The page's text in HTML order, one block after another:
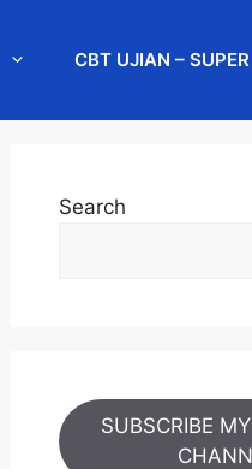
CBT UJIAN –
Search
SUBSCRIBE